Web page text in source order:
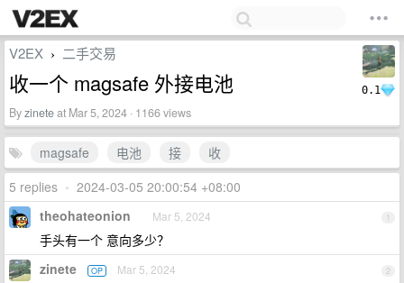
0.1
V2EX › 二手交易
收一个 magsafe 外接电池
Byzineteat Mar 5, 2024 · 1166 views
magsafe 电池 接
收
5 replies • 2024-03-05 20:00:54 +08:00
1
theohateonion Mar 5, 2024
手头有一个 意向多少？
2
zinete OP Mar 5, 2024